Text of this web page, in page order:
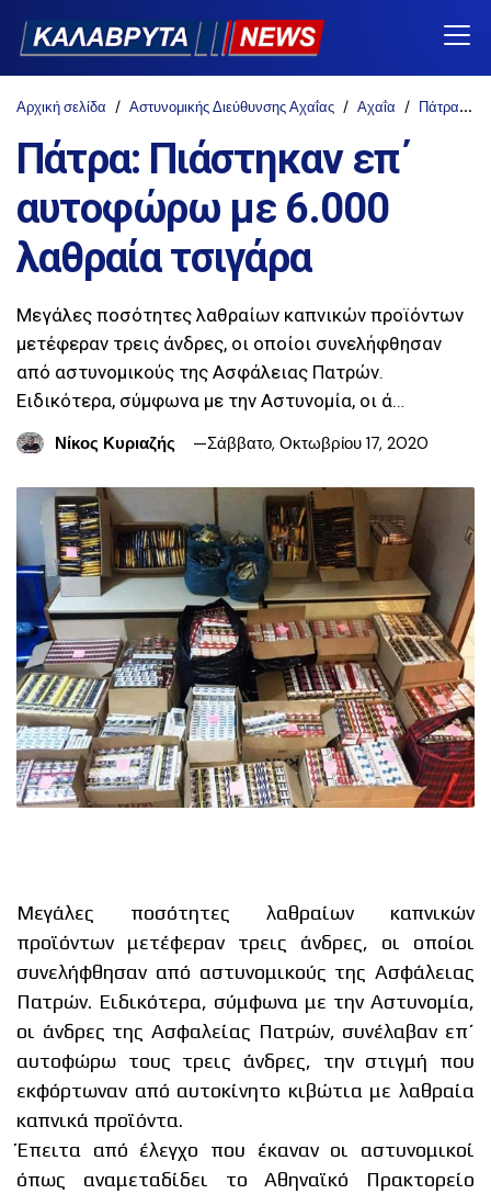
Αρχική σελίδα Αστυνομικής Διεύθυνσης Αχαΐας Αχαΐα Πάτρα
Πάτρα: Πιάστηκαν επ΄
αυτοφώρω με 6.000
λαθραία τσιγάρα
Μεγάλες ποσότητες λαθραίων καπνικών προϊόντων
μετέφεραν τρεις άνδρες, οι οποίοι συνελήφθησαν
από αστυνομικούς της Ασφάλειας Πατρών.
Ειδικότερα, σύμφωνα με την Αστυνομία, οι ά…
Νίκος Κυριαζής
Σάββατο, Οκτωβρίου 17, 2020
Μεγάλες ποσότητες λαθραίων καπνικών
προϊόντων μετέφεραν τρεις άνδρες, οι οποίοι
συνελήφθησαν από αστυνομικούς της Ασφάλειας
Πατρών. Ειδικότερα, σύμφωνα με την Αστυνομία,
οι άνδρες της Ασφαλείας Πατρών, συνέλαβαν επ΄
αυτοφώρω τους τρεις άνδρες, την στιγμή που
εκφόρτωναν από αυτοκίνητο κιβώτια με λαθραία
καπνικά προϊόντα.
Έπειτα από έλεγχο που έκαναν οι αστυνομικοί
όπως αναμεταδίδει το Αθηναϊκό Πρακτορείο